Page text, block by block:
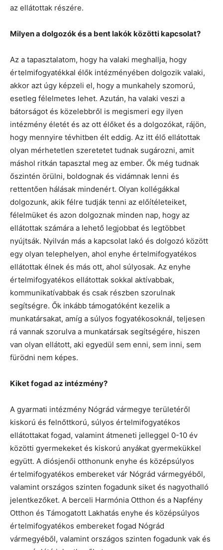
az ellátottak részére.
Milyen a dolgozók és a bent lakók közötti kapcsolat?
Az a tapasztalatom, hogy ha valaki meghallja, hogy
értelmifogyatékkal élők intézményében dolgozik valaki,
akkor azt úgy képzeli el, hogy a munkahely szomorú,
esetleg félelmetes lehet. Azután, ha valaki veszi a
bátorságot és közelebbről is megismeri egy ilyen
intézmény életét és az ott élőket és a dolgozókat, rájön,
hogy mennyire tévhitben élt eddig. Az itt élő ellátottak
olyan mérhetetlen szeretetet tudnak sugározni, amit
máshol ritkán tapasztal meg az ember. Ők még tudnak
őszintén örülni, boldognak és vidámnak lenni és
rettentően hálásak mindenért. Olyan kollégákkal
dolgozunk, akik félre tudják tenni az előítéleteiket,
félelmüket és azon dolgoznak minden nap, hogy az
ellátottak számára a lehető legjobbat és legtöbbet
nyújtsák. Nyilván más a kapcsolat lakó és dolgozó között
egy olyan telephelyen, ahol enyhe értelmifogyatékos
ellátottak élnek és más ott, ahol súlyosak. Az enyhe
értelmifogyatékos ellátottak sokkal aktívabbak,
kommunikatívabbak és csak részben szorulnak
segítségre. Ők inkább támogatóként kezelik a
munkatársakat, amíg a súlyos fogyatékosoknál, teljesen
rá vannak szorulva a munkatársak segítségére, hiszen
van olyan ellátott, aki egyedül sem enni, sem inni, sem
fürödni nem képes.
Kiket fogad az intézmény?
A gyarmati intézmény Nógrád vármegye területéről
kiskorú és felnőttkorú, súlyos értelmifogyatékos
ellátottakat fogad, valamint átmeneti jelleggel 0-10 év
közötti gyermekeket és kiskorú anyákat gyermekükkel
együtt. A diósjenői otthonunk enyhe és középsúlyos
értelmifogyatékos embereket vár Nógrád vármegyéből,
valamint országos szinten fogadunk siket és nagyothalló
jelentkezőket. A berceli Harmónia Otthon és a Napfény
Otthon és Támogatott Lakhatás enyhe és középsúlyos
értelmifogyatékos embereket fogad Nógrád
vármegyéből, valamint országos szinten fogadunk vak és